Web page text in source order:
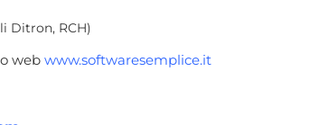
Ditron, RCH)
web www.softwaresemplice.it